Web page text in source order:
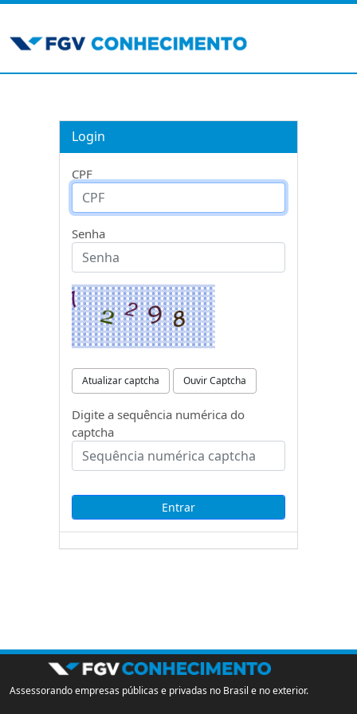
Login
CPF
Senha
Atualizar captcha Ouvir Captcha
Digite a sequência numérica do
captcha
Assessorando empresas públicas e privadas no Brasil e no exterior.